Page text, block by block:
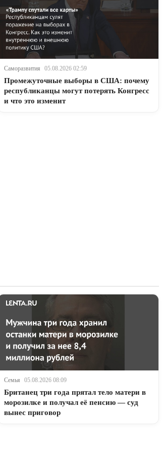
Саморазвития 05.08.2026 02:59
Промежуточные выборы в США: почему
республиканцы могут потерять Конгресс
и что это изменит
Семья 05.08.2026 08:09
Британец три года прятал тело матери в
морозилке и получал её пенсию — суд
вынес приговор